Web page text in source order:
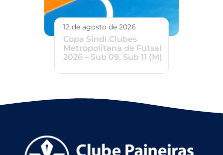
12 de agosto de 2026
Copa Sindi Clubes
Metropolitana de Futsal
2026 – Sub 09, Sub 11 (M)